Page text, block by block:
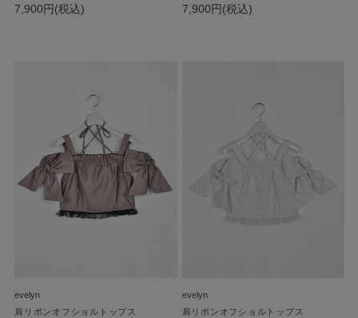
7,900円(税込) 7,900円(税込)
evelyn
肩リボンオフショルトップス
evelyn
肩リボンオフショルトップス